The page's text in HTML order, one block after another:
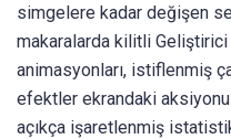
simgelere kadar değişen
makaralarda kilitli
animasyonları, istiflenmiş
efektler ekrandaki aksiyonu
açıkça işaretlenmiş